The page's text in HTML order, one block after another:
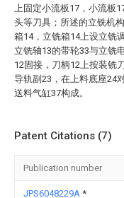
上固定小流板17，小流板
头等刀具；所述的立铣机
箱14，立铣箱14上设立铣
立铣轴13的带轮33与立铣
12固接，刀柄12上按装铣
导轨副23，在上料底座24
送料气缸37构成。
Patent Citations (7)
Publication number
JPS6048229A *